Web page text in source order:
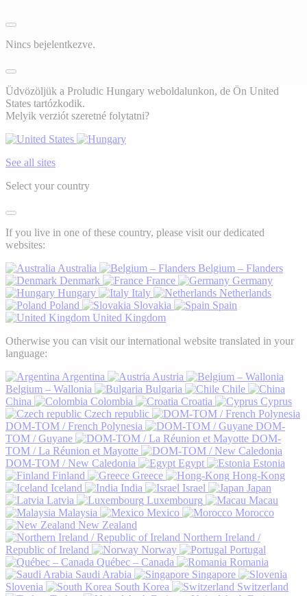
Nincs bejelentkezve.
Üdvözöljük a Proludic Hungary weboldalunkon, de Ön United
States tartózkodik.
Melyik verziót szeretné folytatni?
See all sites
Select your country
If you live in one of these country, please visit our dedicated
websites:
Australia
Belgium – Flanders
Denmark
France
Germany
Hungary
Italy
Netherlands
Poland
Slovakia
Spain
United Kingdom
Otherwise you can visit our international website translated in your
language:
Argentina
Austria
Belgium – Wallonia
Bulgaria
Chile
China
Colombia Croatia
Cyprus
Czech republic
DOM-TOM / French Polynesia
DOM-
TOM / Guyane
DOM-
TOM / La Réunion et Mayotte
DOM-TOM / New Caledonia
Egypt
Estonia
Finland
Greece
Hong-Kong
Iceland
India Israel
Japan
Latvia
Luxembourg
Macau
Malaysia
Mexico
Morocco
New Zealand
Northern Ireland /
Republic of Ireland
Norway
Portugal
Québec – Canada
Romania
Saudi Arabia
Singapore
Slovenia
South Korea
Switzerland